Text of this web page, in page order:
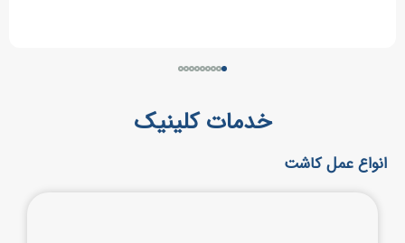
خدمات کلینیک
انواع عمل کاشت